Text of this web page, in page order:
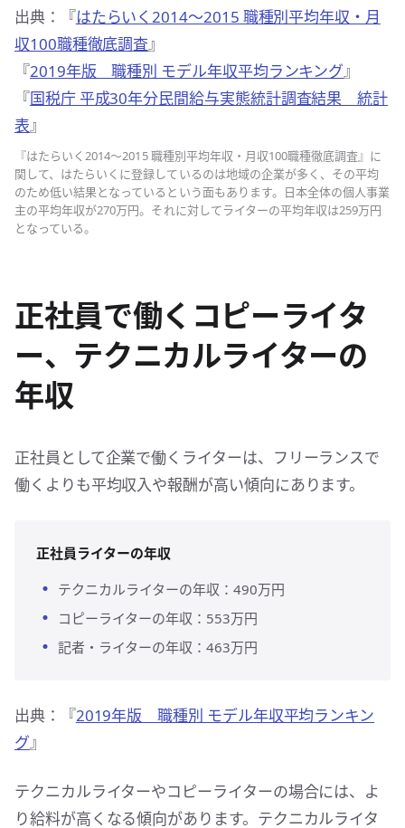
出典：『はたらいく2014～2015 職種別平均年収・月
収100職種徹底調査』
『2019年版 職種別 モデル年収平均ランキング』
『国税庁 平成30年分民間給与実態統計調査結果 統計
表』
『はたらいく2014～2015 職種別平均年収・月収100職種徹底調査』に
関して、はたらいくに登録しているのは地域の企業が多く、その平均
のため低い結果となっているという面もあります。日本全体の個人事業
主の平均年収が270万円。それに対してライターの平均年収は259万円
となっている。
正社員で働くコピーライタ
ー、テクニカルライターの
年収
正社員として企業で働くライターは、フリーランスで
働くよりも平均収入や報酬が高い傾向にあります。
正社員ライターの年収
テクニカルライターの年収：490万円
コピーライターの年収：553万円
記者・ライターの年収：463万円
出典：『2019年版 職種別 モデル年収平均ランキン
グ』
テクニカルライターやコピーライターの場合には、よ
り給料が高くなる傾向があります。テクニカルライタ